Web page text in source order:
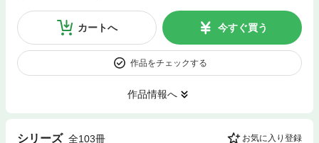
カートへ 今すぐ買う
作品をチェックする
作品情報へ
シリーズ 全103冊 お気に入り登録